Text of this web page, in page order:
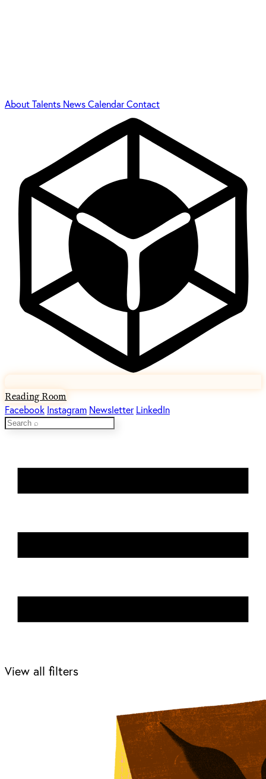
AboutTalents NewsCalendarContact
Reading Room
Facebook Instagram Newsletter LinkedIn
View all filters